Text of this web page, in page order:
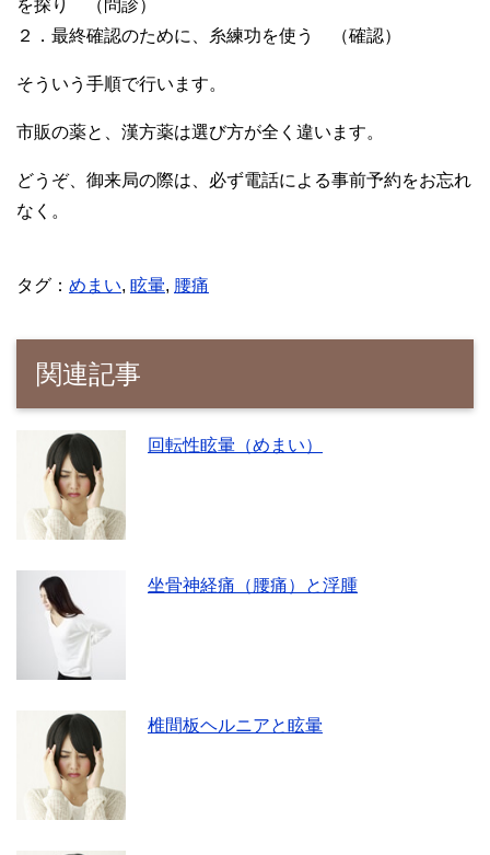
を探り （問診）
２．最終確認のために、糸練功を使う （確認）
そういう手順で行います。
市販の薬と、漢方薬は選び方が全く違います。
どうぞ、御来局の際は、必ず電話による事前予約をお忘れ
なく。
タグ： めまい, 眩暈, 腰痛
関連記事
回転性眩暈（めまい）
坐骨神経痛（腰痛）と浮腫
椎間板ヘルニアと眩暈